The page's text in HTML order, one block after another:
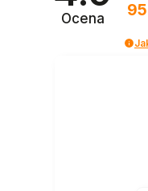
Ocena
95